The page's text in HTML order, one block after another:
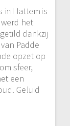
in Hattem is
het
dankzij
Padde
opzet op
sfeer,
een
Geluid